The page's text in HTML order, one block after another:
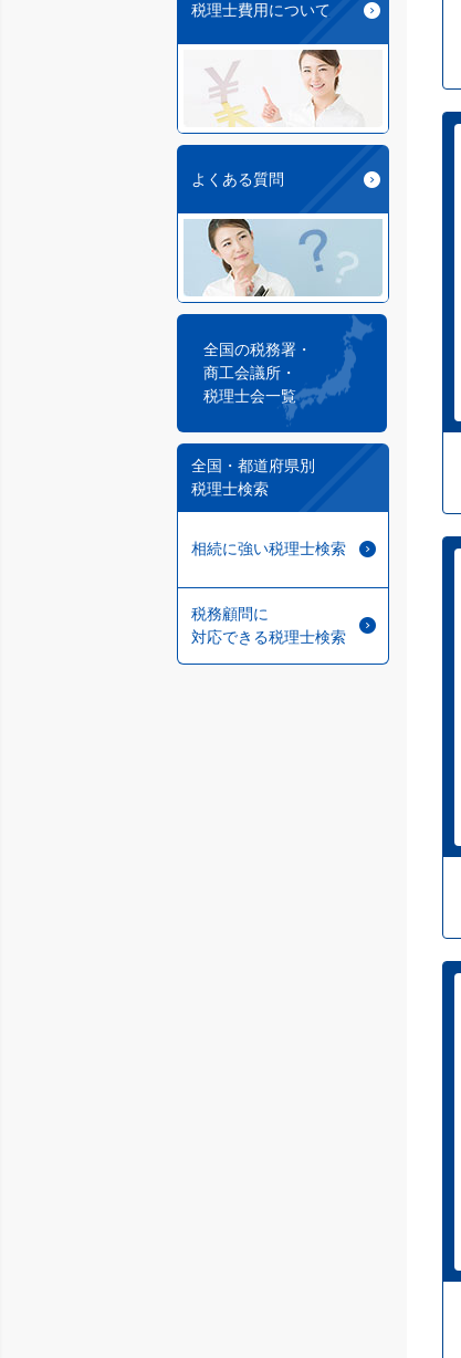
税理士費用について
よくある質問
全国の税務署・
商工会議所・
税理士会一覧
全国・都道府県別
税理士検索
相続に強い税理士検索
税務顧問に
対応できる税理士検索